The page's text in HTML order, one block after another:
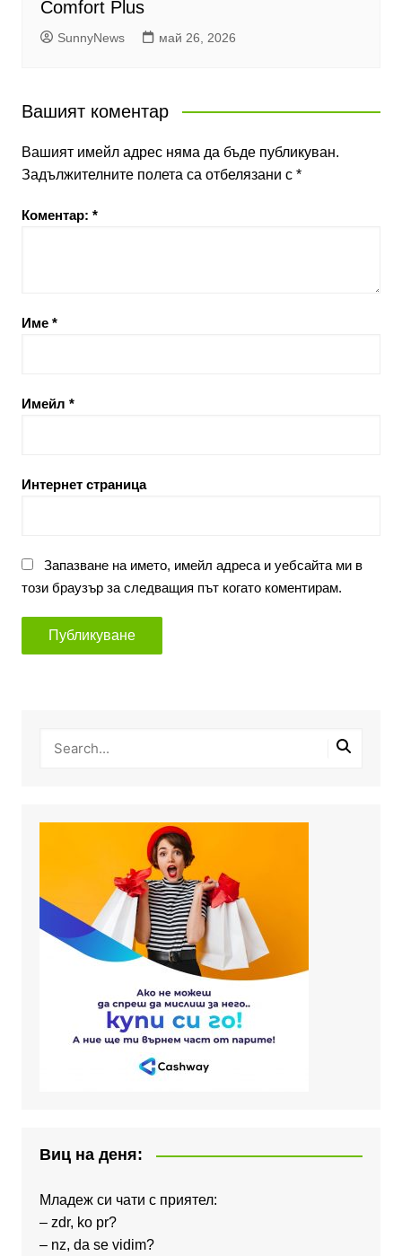
Comfort Plus
SunnyNews май 26, 2026
Вашият коментар
Вашият имейл адрес няма да бъде публикуван.
Задължителните полета са отбелязани с *
Коментар: *
Име *
Имейл *
Интернет страница
Запазване на името, имейл адреса и уебсайта ми в
този браузър за следващия път когато коментирам.
Виц на деня:
Младеж си чати с приятел:
– zdr, ko pr?
– nz, da se vidim?